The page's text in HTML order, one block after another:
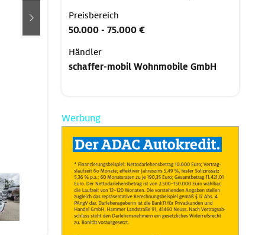
weiter
Preisbereich
50.000 - 75.000 €
Händler
schaffer-mobil Wohnmobile GmbH
Werbung